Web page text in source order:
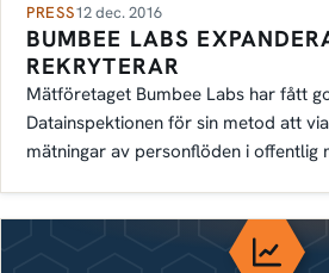
PRESS12 dec. 2016
BUMBEE LABS
REKRYTERAR
Mätföretaget Bumbee Labs har fått
Datainspektionen för sin metod att
mätningar av personflöden i offentlig